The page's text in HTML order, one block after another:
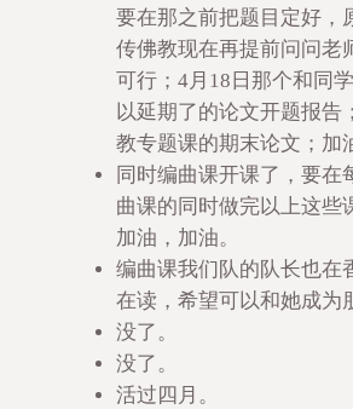
要在那之前把题目定好，
传佛教现在再提前问问老
可行；4月18日那个和同
以延期了的论文开题报告
教专题课的期末论文；加
同时编曲课开课了，要在
曲课的同时做完以上这些
加油，加油。
编曲课我们队的队长也在
在读，希望可以和她成
没了。
没了。
活过四月。